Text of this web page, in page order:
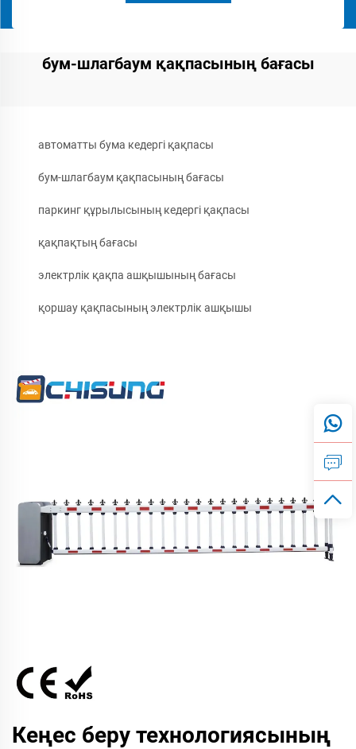
бум-шлагбаум қақпасының бағасы
автоматты бума кедергі қақпасы
бум-шлагбаум қақпасының бағасы
паркинг құрылысының кедергі қақпасы
қақпақтың бағасы
электрлік қақпа ашқышының бағасы
қоршау қақпасының электрлік ашқышы
Кеңес беру технологиясының